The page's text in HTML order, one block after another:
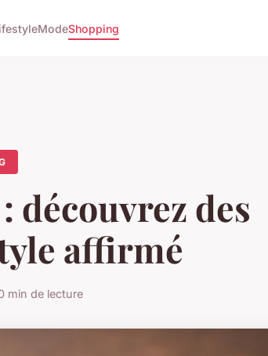
ModeShopping
découvrez des
affirmé
min de lecture